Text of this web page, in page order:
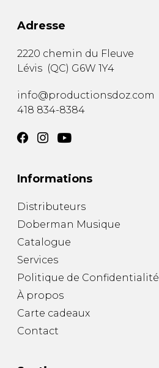
Adresse
2220 chemin du Fleuve
Lévis (QC) G6W 1Y4
info@productionsdoz.com
418 834-8384
Informations
Distributeurs
Doberman Musique
Catalogue
Services
Politique de Confidentialité
À propos
Carte cadeaux
Contact